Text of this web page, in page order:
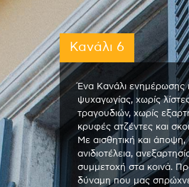
Κανάλι 6
Ένα Κανάλι ενημέρωσης
ψυχαγωγίας, χωρίς
τραγουδιών, χωρίς
κρυφές ατζέντες και
Με αισθητική και άποψη,
ανιδιοτέλεια,
συμμετοχή στα κοινά.
δύναμη που μας